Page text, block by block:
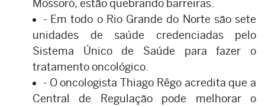
Mossoró, estão quebrando barreiras.
- Em todo o Rio Grande do Norte são sete
unidades de saúde credenciadas pelo
Sistema Único de Saúde para fazer o
tratamento oncológico.
- O oncologista Thiago Rêgo acredita que a
Central de Regulação pode melhorar o